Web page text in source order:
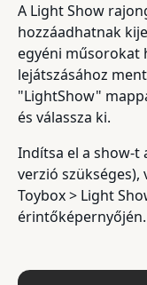
A Light Show
hozzáadhatnak
egyéni műsorokat
lejátszásához
"LightShow"
és válassza ki.
Indítsa el a show-t
verzió szükséges),
Toybox > Light
érintőképernyőjén.